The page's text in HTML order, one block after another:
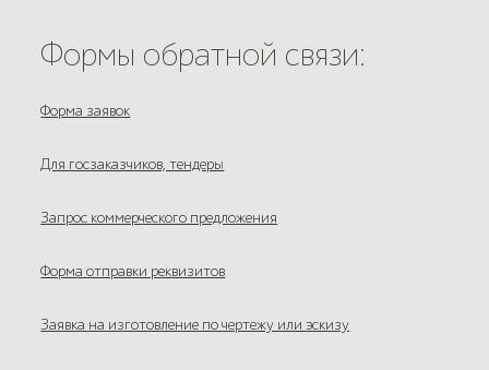
Формы обратной связи:
Форма заявок
Для госзаказчиков, тендеры
Запрос коммерческого предложения
Форма отправки реквизитов
Заявка на изготовление по чертежу или эскизу